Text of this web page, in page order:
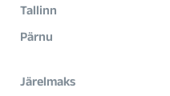
Tallinn
Pärnu
Järelmaks